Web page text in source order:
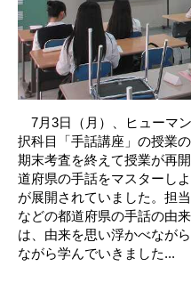
7月3日（月）、ヒューマ
択科目「手話講座」の授業
期末考査を終えて授業が再
道府県の手話をマスターし
が展開されていました。担
などの都道府県の手話の由
は、由来を思い浮かべなが
ながら学んでいきました...